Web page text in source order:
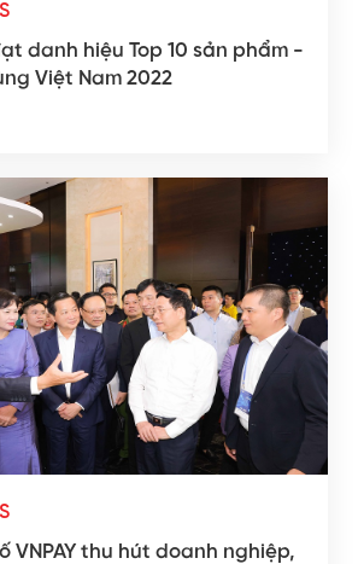
danh hiệu Top 10 sản phẩm -
Việt Nam 2022
VNPAY thu hút doanh nghiệp,